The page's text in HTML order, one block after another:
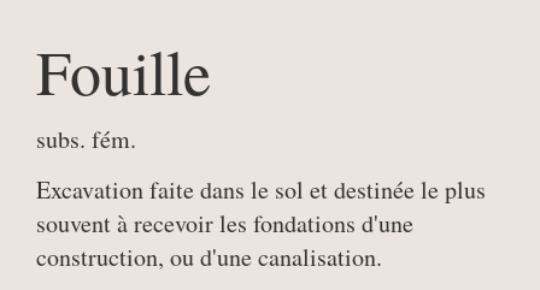
Fouille
subs. fém.
Excavation faite dans le sol et destinée le plus
souvent à recevoir les fondations d'une
construction, ou d'une canalisation.